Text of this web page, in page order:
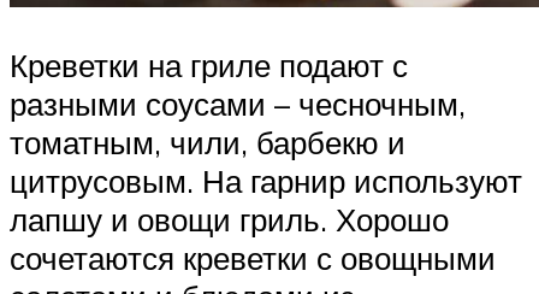
Креветки на гриле подают с
разными соусами – чесночным,
томатным, чили, барбекю и
цитрусовым. На гарнир используют
лапшу и овощи гриль. Хорошо
сочетаются креветки с овощными